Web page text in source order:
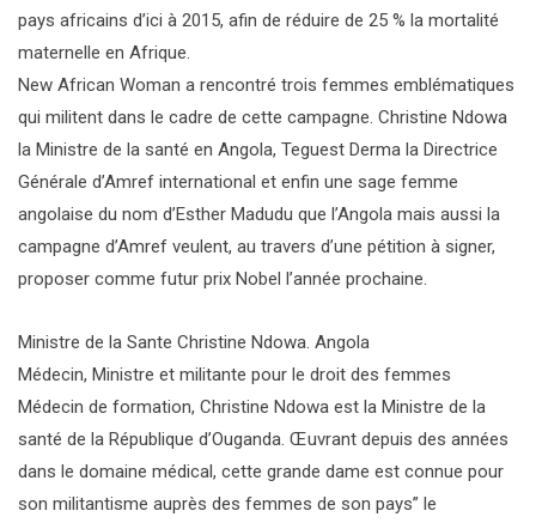
pays africains d’ici à 2015, afin de réduire de 25 % la mortalité
maternelle en Afrique.
New African Woman a rencontré trois femmes emblématiques
qui militent dans le cadre de cette campagne. Christine Ndowa
la Ministre de la santé en Angola, Teguest Derma la Directrice
Générale d’Amref international et enfin une sage femme
angolaise du nom d’Esther Madudu que l’Angola mais aussi la
campagne d’Amref veulent, au travers d’une pétition à signer,
proposer comme futur prix Nobel l’année prochaine.
Ministre de la Sante Christine Ndowa. Angola
Médecin, Ministre et militante pour le droit des femmes
Médecin de formation, Christine Ndowa est la Ministre de la
santé de la République d’Ouganda. Œuvrant depuis des années
dans le domaine médical, cette grande dame est connue pour
son militantisme auprès des femmes de son pays” le